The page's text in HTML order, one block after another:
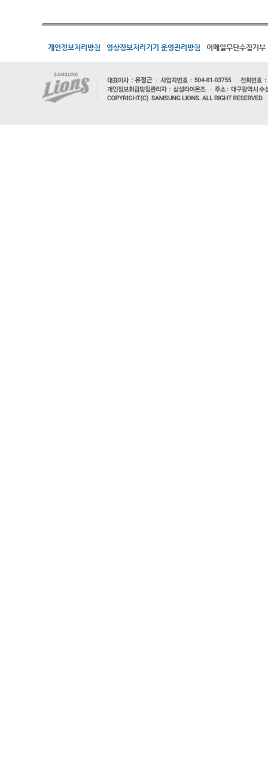
개인정보처리방침 영상정보처리기기 운영관리방침 이메일무단수집거부